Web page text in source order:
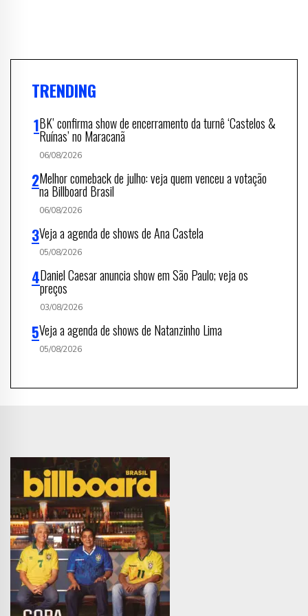
TRENDING
BK’ confirma show de encerramento da turnê ‘Castelos &
Ruínas’ no Maracanã
06/08/2026
Melhor comeback de julho: veja quem venceu a votação
na Billboard Brasil
06/08/2026
Veja a agenda de shows de Ana Castela
05/08/2026
Daniel Caesar anuncia show em São Paulo; veja os
preços
03/08/2026
Veja a agenda de shows de Natanzinho Lima
05/08/2026